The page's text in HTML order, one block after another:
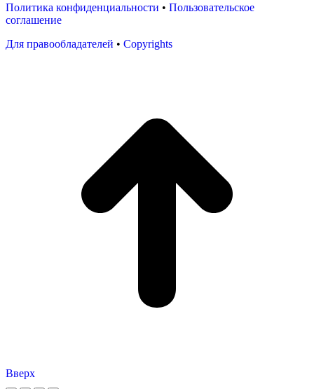
Политика конфиденциальности • Пользовательское
соглашение
Для правообладателей • Copyrights
Вверх